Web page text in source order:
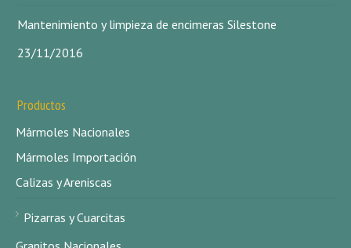
Mantenimiento y limpieza de encimeras Silestone
23/11/2016
Productos
Mármoles Nacionales
Mármoles Importación
Calizas y Areniscas
Pizarras y Cuarcitas